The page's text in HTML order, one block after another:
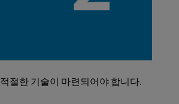
절한 기술이 마련되어야 합니다.